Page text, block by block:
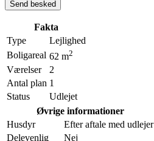
Fakta
Type
Lejlighed
Boligareal 62 m2
Værelser
2
Antal plan 1
Status
Udlejet
Øvrige informationer
Husdyr
Efter aftale med udlejer
Delevenlig
Nej